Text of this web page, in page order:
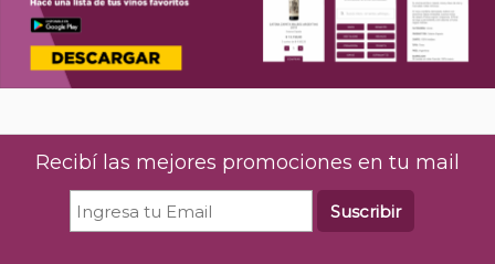
Recibí las mejores promociones en tu mail
Suscribir